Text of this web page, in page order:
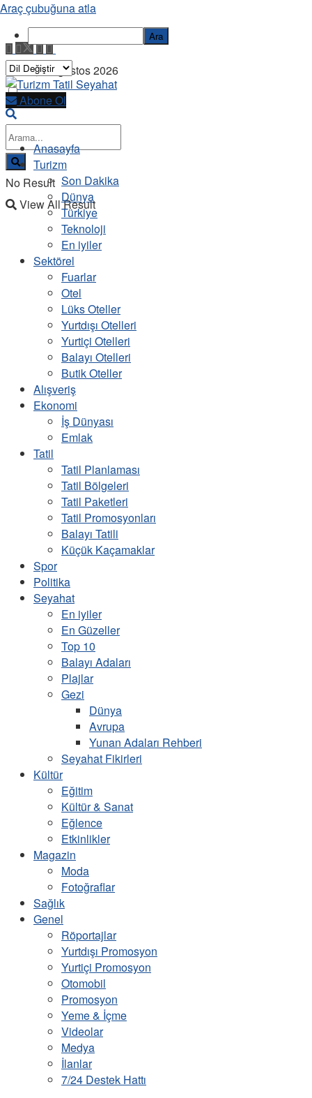
Cuma, 7 Ağustos 2026
No Result
View All Result
Abone Ol
Anasayfa
Turizm
Son Dakika
Dünya
Türkiye
Teknoloji
En iyiler
Sektörel
Fuarlar
Otel
Lüks Oteller
Yurtdışı Otelleri
Yurtiçi Otelleri
Balayı Otelleri
Butik Oteller
Alışveriş
Ekonomi
İş Dünyası
Emlak
Tatil
Tatil Planlaması
Tatil Bölgeleri
Tatil Paketleri
Tatil Promosyonları
Balayı Tatili
Küçük Kaçamaklar
Spor
Politika
Seyahat
En iyiler
En Güzeller
Top 10
Balayı Adaları
Plajlar
Gezi
Dünya
Avrupa
Yunan Adaları Rehberi
Seyahat Fikirleri
Kültür
Eğitim
Kültür & Sanat
Eğlence
Etkinlikler
Magazin
Moda
Fotoğraflar
Sağlık
Genel
Röportajlar
Yurtdışı Promosyon
Yurtiçi Promosyon
Otomobil
Promosyon
Yeme & İçme
Videolar
Medya
İlanlar
7/24 Destek Hattı
Araç çubuğuna atla
Ara